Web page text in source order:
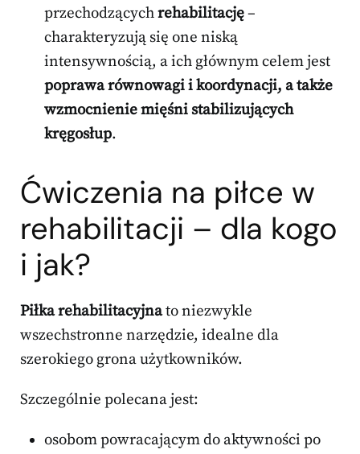
przechodzącychrehabilitację–
charakteryzują się one niską
intensywnością, a ich głównym celem jest
poprawa równowagi i koordynacji, a także
wzmocnienie mięśni stabilizujących
kręgosłup.
Ćwiczenia na piłce w
rehabilitacji – dla kogo
i jak?
Piłka rehabilitacyjnato niezwykle
wszechstronne narzędzie, idealne dla
szerokiego grona użytkowników.
Szczególnie polecana jest:
osobom powracającym do aktywności po